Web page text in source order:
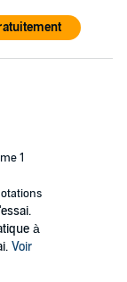
1
à
Voir